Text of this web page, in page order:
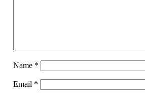
Name *
Email *